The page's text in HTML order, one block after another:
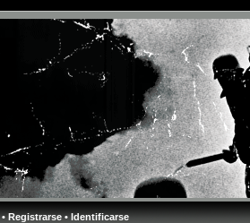
• Registrarse • Identificarse